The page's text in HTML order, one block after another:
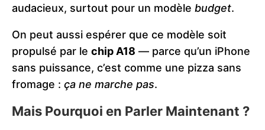
audacieux, surtout pour un modèle budget.
On peut aussi espérer que ce modèle soit
propulsé par le chip A18 — parce qu’un iPhone
sans puissance, c’est comme une pizza sans
fromage : ça ne marche pas.
Mais Pourquoi en Parler Maintenant ?